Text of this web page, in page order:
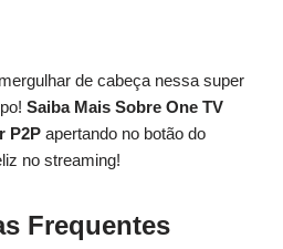
de cabeça nessa super
Saiba Mais Sobre One TV
P2P apertando no botão do
no streaming!
Frequentes